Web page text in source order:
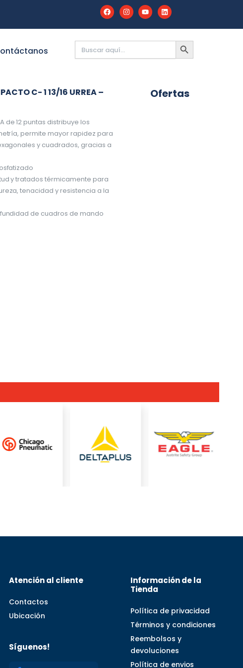
Buscar: BOTÓN
DE
BÚSQUEDA
C- 1 13/16 URREA –
de 12 puntas distribuye los
permite mayor rapidez para
y cuadrados, gracias a
y tratados térmicamente para
tenacidad y resistencia a la
de cuadros de mando
Ofertas
Atención al cliente
Contactos
Ubicación
Síguenos!
Información de la
Tienda
Política de privacidad
Términos y condiciones
Reembolsos y
devoluciones
Política de envios